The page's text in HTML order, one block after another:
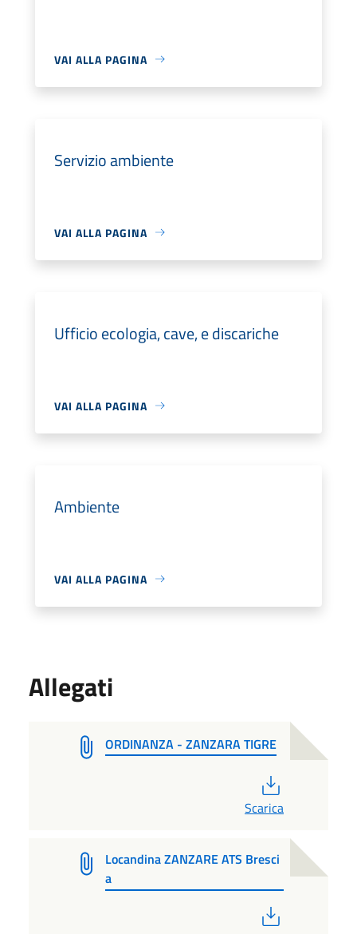
VAI ALLA PAGINA
Servizio ambiente
VAI ALLA PAGINA
Ufficio ecologia, cave, e discariche
VAI ALLA PAGINA
Ambiente
VAI ALLA PAGINA
Allegati
ORDINANZA - ZANZARA TIGRE
Scarica
Locandina ZANZARE ATS Bresci
a